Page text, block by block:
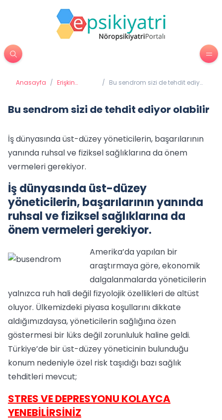
Anasayfa / Erişkin
/ Bu sendrom sizi de tehdit ediyor
Bu sendrom sizi de tehdit ediyor olabilir
İş dünyasında üst-düzey yöneticilerin, başarılarının
yanında ruhsal ve fiziksel sağlıklarına da önem
vermeleri gerekiyor.
İş dünyasında üst-düzey
yöneticilerin, başarılarının yanında
ruhsal ve fiziksel sağlıklarına da
önem vermeleri gerekiyor.
Amerika’da yapılan bir
araştırmaya göre, ekonomik
dalgalanmalarda yöneticilerin
yalnızca ruh hali değil fizyolojik özellikleri de altüst
oluyor. Ülkemizdeki piyasa koşullarını dikkate
aldığımızdaysa, yöneticilerin sağlığına özen
göstermesi bir lüks değil zorunluluk haline geldi.
Türkiye’de bir üst-düzey yöneticinin bulunduğu
konum nedeniyle özel risk taşıdığı bazı sağlık
tehditleri mevcut;
STRES VE DEPRESYONU KOLAYCA
YENEBİLİRSİNİZ